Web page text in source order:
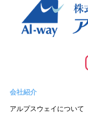
会社紹介
アルプスウェイについて